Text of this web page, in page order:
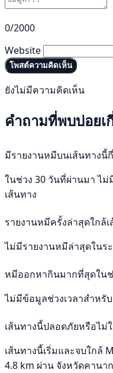
0/2000
Website
โพสต์ความคิดเห็น
ยังไม่มีความคิดเห็น
คำถามที่พบบ่อยเ
มีรายงานหมีบนเส้นทางนี้
ในช่วง 30 วันที่ผ่านมา ไม่
เส้นทาง
รายงานหมีครั้งล่าสุดใกล้
ไม่มีรายงานหมีล่าสุดในร
หมีออกหากินมากที่สุดในช่
ไม่มีข้อมูลช่วงเวลาสำหรั
เส้นทางนี้ปลอดภัยหรือไม่
เส้นทางนี้เริ่มและจบใกล้
4.8 km ผ่าน จังหวัดคานา